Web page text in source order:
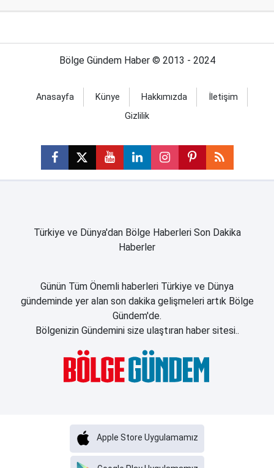
Bölge Gündem Haber © 2013 - 2024
Anasayfa Künye Hakkımızda
İletişim
Gizlilik
Türkiye ve Dünya'dan Bölge Haberleri Son Dakika
Haberler
Günün Tüm Önemli haberleri Türkiye ve Dünya
gündeminde yer alan son dakika gelişmeleri artık Bölge
Gündem'de.
Bölgenizin Gündemini size ulaştıran haber sitesi..
Apple Store Uygulamamız